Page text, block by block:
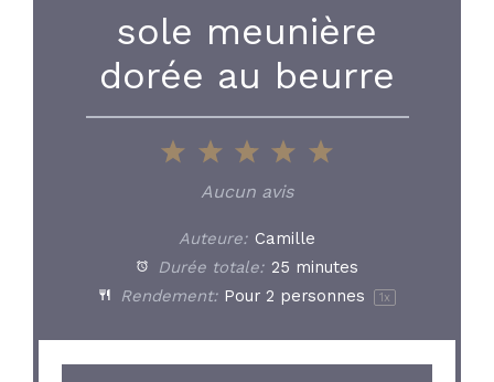
sole meunière
dorée au beurre
5
4
3
Stars
2
Stars
1
Star
Aucun avis
Auteure: Camille
Durée totale: 25 minutes
Rendement: Pour2 personnes 1x